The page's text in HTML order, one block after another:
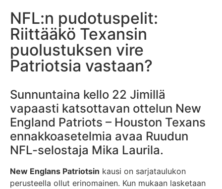
NFL:n pudotuspelit:
Riittääkö Texansin
puolustuksen vire
Patriotsia vastaan?
Sunnuntaina kello 22 Jimillä
vapaasti katsottavan ottelun New
England Patriots – Houston Texans
ennakkoasetelmia avaa Ruudun
NFL-selostaja Mika Laurila.
New Englans Patriotsin kausi on sarjataulukon
perusteella ollut erinomainen. Kun mukaan lasketaan